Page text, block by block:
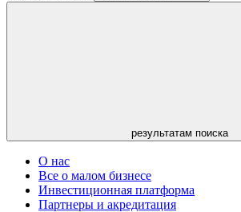
результатам поиска
О нас
Все о малом бизнесе
Инвестиционная платформа
Партнеры и акредитация